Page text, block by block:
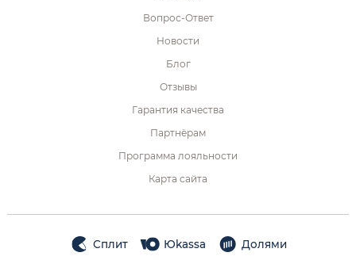
Вопрос-Ответ
Новости
Блог
Отзывы
Гарантия качества
Партнёрам
Программа лояльности
Карта сайта
Сплит Юkassa Долями